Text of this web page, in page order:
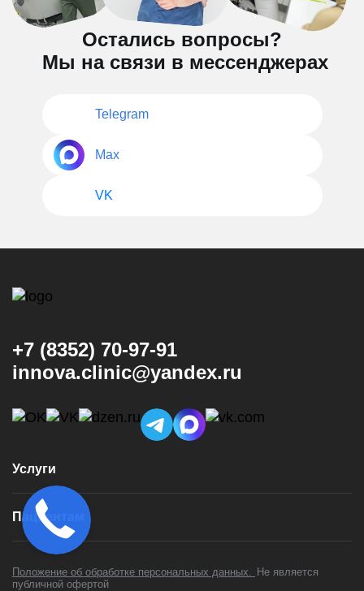
Остались вопросы?
Мы на связи в мессенджерах
Telegram
Max
VK
+7 (8352) 70-97-91
innova.clinic@yandex.ru
Услуги
Консультация и диагностика
Имплантация
Виниры
Коронки
Пациентам
Цены
Положение об обработке персональных данных. Не является
публичной офертой